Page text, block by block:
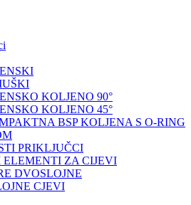
KOLJENO 90°
KOLJENO 45°
BSP KOLJENA S O-RING
PRIKLJUČCI
ELEMENTI ZA CIJEVI
DVOSLOJNE
CJEVI